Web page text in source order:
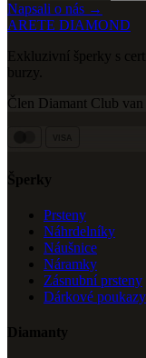
Napsali o nás →
ARETE DIAMOND
Exkluzivní šperky s
burzy.
Člen Diamant Club
Šperky
Prsteny
Náhrdelníky
Náušnice
Náramky
Zásnubní prsteny
Dárkové poukazy
Diamanty